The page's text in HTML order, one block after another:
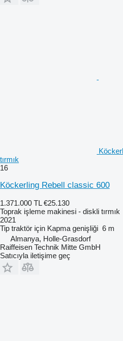
tırmık
16
Köckerling Rebell classic 600
1.371.000 TL €25.130
Toprak işleme makinesi - diskli tırmık
2021
Tip traktör için Kapma genişliği 6 m
Almanya, Holle-Grasdorf
Raiffeisen Technik Mitte GmbH
Satıcıyla iletişime geç